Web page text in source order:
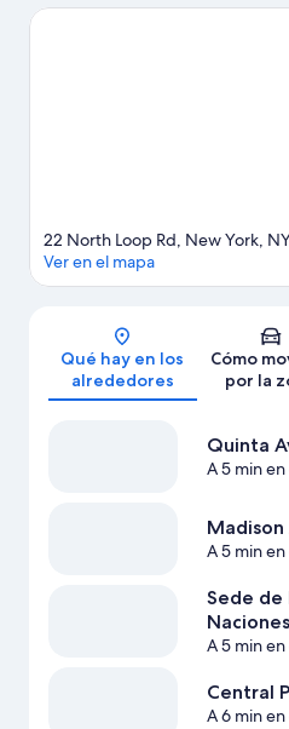
Roosevelt Four Freedoms o
22 North Loop Rd, New York,
Ver en el mapa
Qué hay en los
alrededores
Cómo
por la
Quinta
A 5 min
Madison
A 5 min
Sede de
A 5 min
Central
A 6 min